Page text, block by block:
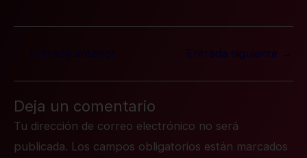
← Entrada anterior Entrada siguiente →
Deja un comentario
Tu dirección de correo electrónico no será
publicada. Los campos obligatorios están marcados